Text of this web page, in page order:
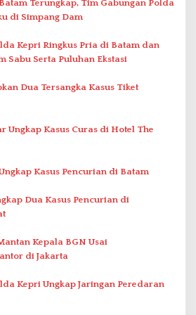
Terungkap, Tim Gabungan Polda
di Simpang Dam
Kepri Ringkus Pria di Batam dan
Sabu Serta Puluhan Ekstasi
Dua Tersangka Kasus Tiket
Ungkap Kasus Curas di Hotel The
Kasus Pencurian di Batam
Dua Kasus Pencurian di
Kepala BGN Usai
di Jakarta
Kepri Ungkap Jaringan Peredaran